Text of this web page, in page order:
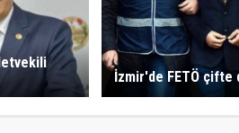
İzmir'de FETÖ çifte